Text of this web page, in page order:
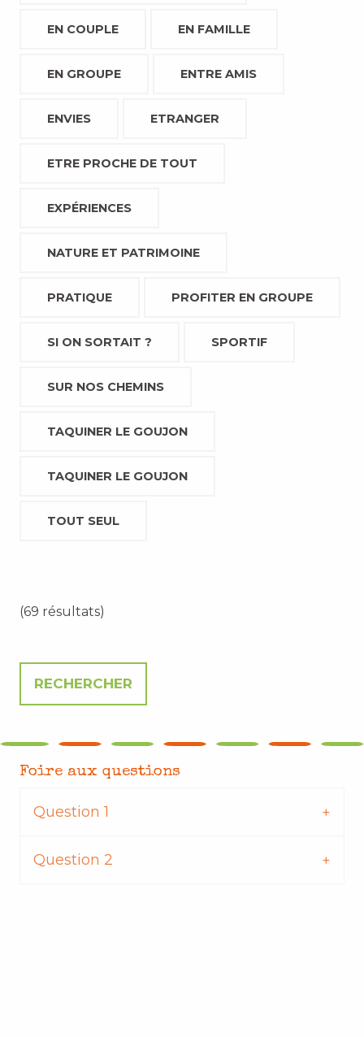
EN COUPLE EN FAMILLE
EN GROUPE ENTRE AMIS
ENVIES ETRANGER
ETRE PROCHE DE TOUT
EXPÉRIENCES
NATURE ET PATRIMOINE
PRATIQUE PROFITER EN GROUPE
SI ON SORTAIT ? SPORTIF
SUR NOS CHEMINS
TAQUINER LE GOUJON
TAQUINER LE GOUJON
TOUT SEUL
(69 résultats)
Foire aux questions
Question 1
Question 2